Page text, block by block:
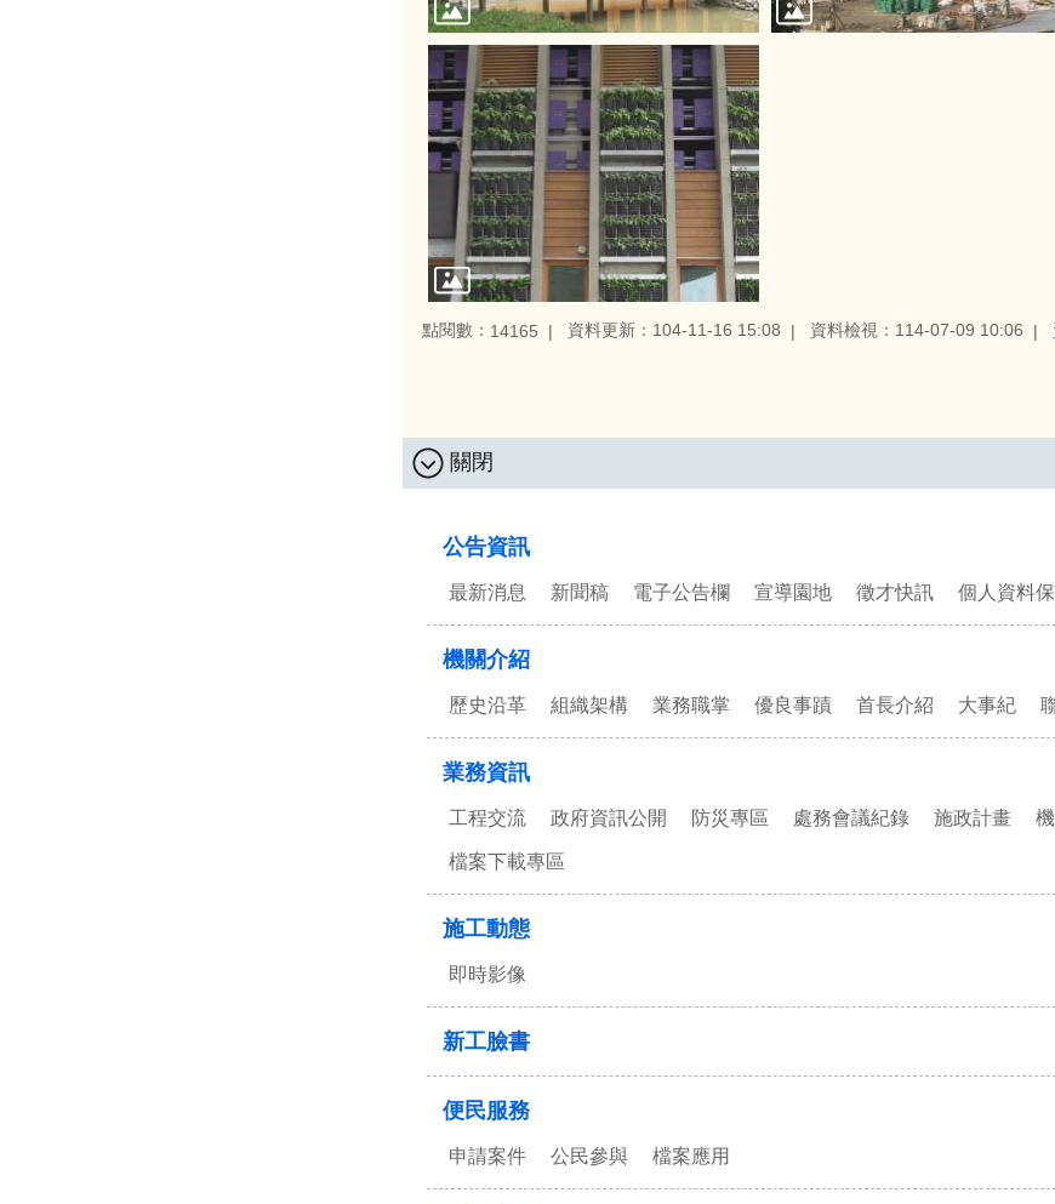
點閱數： 14165 資料更新：104-11-16 15:08 資料檢視：114-07-09 10:06
關閉
公告資訊
最新消息 新聞稿 電子公告欄 宣導園地 徵才快訊 個人資料
機關介紹
歷史沿革 組織架構 業務職掌 優良事蹟 首長介紹 大事紀
業務資訊
工程交流 政府資訊公開 防災專區 處務會議紀錄 施政計畫
檔案下載專區
施工動態
即時影像
新工臉書
便民服務
申請案件 公民參與 檔案應用